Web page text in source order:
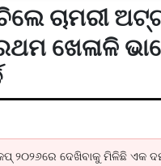
ଚାମରୀ
ଖେଳାଳି
୨୦୨୬ରେ ଦେଖିବାକୁ ମିଳିଛି ଏକ